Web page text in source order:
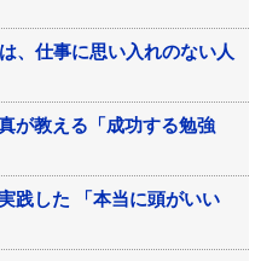
、仕事に思い入れのない人
が教える「成功する勉強
践した 「本当に頭がいい